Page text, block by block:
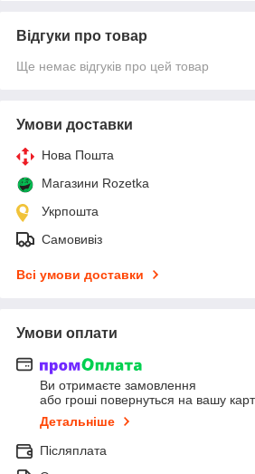
Відгуки про товар
Ще немає відгуків про цей товар
Умови доставки
Нова Пошта
Магазини Rozetka
Укрпошта
Самовивіз
Всі умови доставки
Умови оплати
Ви отримаєте замовлення
або гроші повернуться на вашу
Детальніше
Післяплата